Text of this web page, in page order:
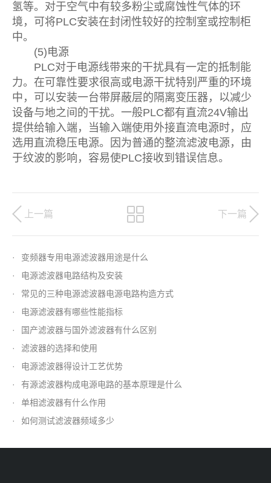
氢等。对于空气中有较多粉尘或腐蚀性气体的环
境，可将PLC安装在封闭性较好的控制室或控制柜
中。
(5)电源
PLC对于电源线带来的干扰具有一定的抵制能
力。在可靠性要求很高或电源干扰特别严重的环境
中，可以安装一台带屏蔽层的隔离变压器，以减少
设备与地之间的干扰。一般PLC都有直流24V输出
提供给输入端，当输入端使用外接直流电源时，应
选用直流稳压电源。因为普通的整流滤波电源，由
于纹波的影响，容易使PLC接收到错误信息。
上一篇 下一篇
·
变频器专用电源滤波器用途是什么
·
电源滤波器电路结构及安装
·
常见的三种电源滤波器电源电路构造方式
·
电源滤波器有哪些性能指标
·
国产滤波器与国外滤波器有什么区别
·
滤波器的选择和使用
·
电源滤波器得设计工艺优势
·
有源滤波器构成电源电路的基本原理是什么
·
单相滤波器有什么作用
·
如何测试滤波器频域多少